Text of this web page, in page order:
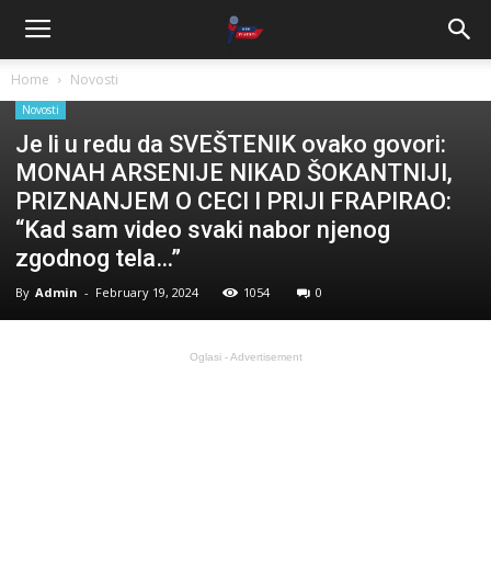
Home Novosti
Novosti
Je li u redu da SVEŠTENIK ovako govori:
MONAH ARSENIJE NIKAD ŠOKANTNIJI,
PRIZNANJEM O CECI I PRIJI FRAPIRAO:
“Kad sam video svaki nabor njenog
zgodnog tela…”
By Admin - February 19, 2024 1054 0
Oglasi - Advertisement